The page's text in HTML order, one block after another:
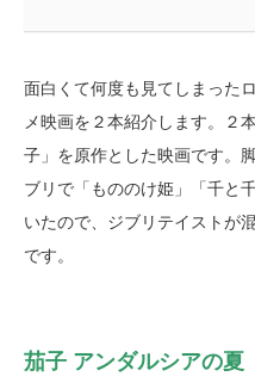
面白くて何度も見てしまった
メ映画を２本紹介します。２
子」を原作とした映画です。
ブリで「もののけ姫」「千と
いたので、ジブリテイストが
です。
茄子 アンダルシアの夏